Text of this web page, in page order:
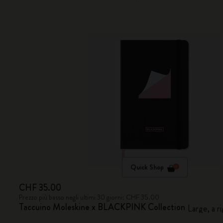
Quick Shop
CHF 35.00
Taccuino Moleskine x BLACKPINK Collection Large, a